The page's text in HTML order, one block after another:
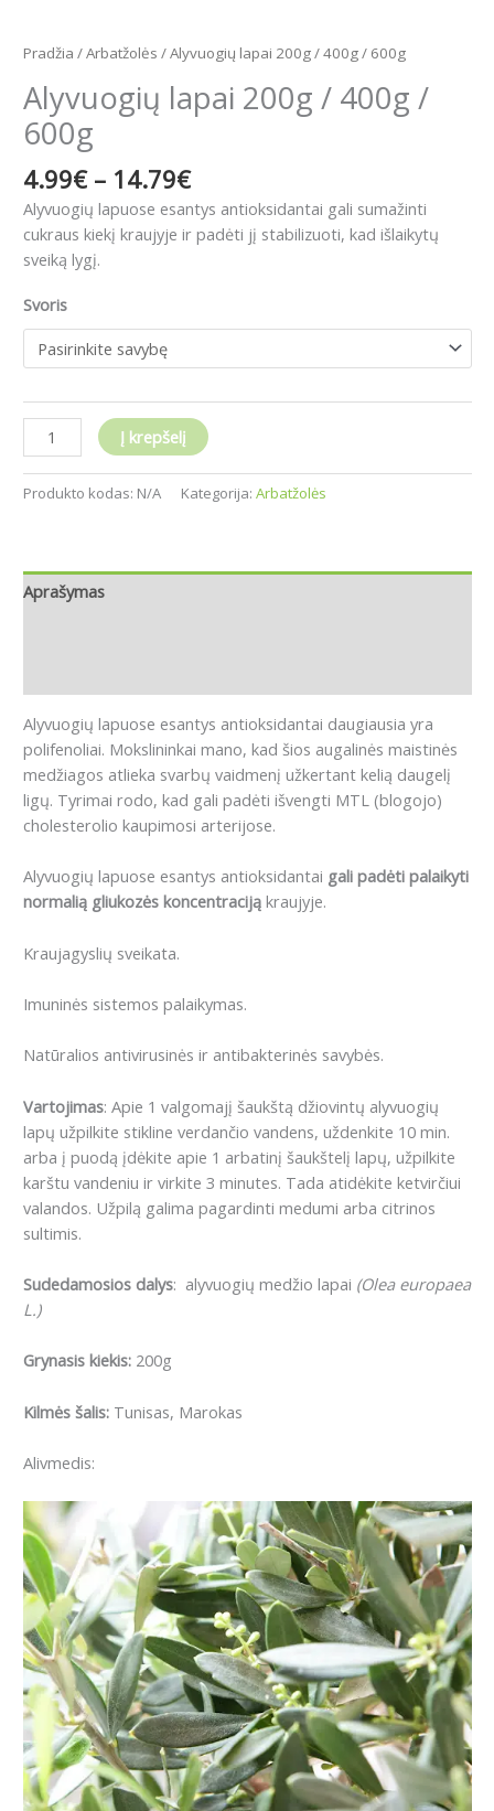
Pradžia /Arbatžolės / Alyvuogių lapai 200g / 400g / 600g
Alyvuogių lapai 200g / 400g /
600g
4.99€ – 14.79€
Alyvuogių lapuose esantys antioksidantai gali sumažinti
cukraus kiekį kraujyje ir padėti jį stabilizuoti, kad išlaikytų
sveiką lygį.
Svoris
Į krepšelį
Produkto kodas: N/A Kategorija: Arbatžolės
Aprašymas
Alyvuogių lapuose esantys antioksidantai daugiausia yra
polifenoliai. Mokslininkai mano, kad šios augalinės maistinės
medžiagos atlieka svarbų vaidmenį užkertant kelią daugelį
ligų. Tyrimai rodo, kad gali padėti išvengti MTL (blogojo)
cholesterolio kaupimosi arterijose.
Alyvuogių lapuose esantys antioksidantai gali padėti palaikyti
normalią gliukozės koncentraciją kraujyje.
Kraujagyslių sveikata.
Imuninės sistemos palaikymas.
Natūralios antivirusinės ir antibakterinės savybės.
Vartojimas: Apie 1 valgomajį šaukštą džiovintų alyvuogių
lapų užpilkite stikline verdančio vandens, uždenkite 10 min.
arba į puodą įdėkite apie 1 arbatinį šaukštelį lapų, užpilkite
karštu vandeniu ir virkite 3 minutes. Tada atidėkite ketvirčiui
valandos. Užpilą galima pagardinti medumi arba citrinos
sultimis.
Sudedamosios dalys: alyvuogių medžio lapai (Olea europaea
L.)
Grynasis kiekis: 200g
Kilmės šalis: Tunisas, Marokas
Alivmedis: